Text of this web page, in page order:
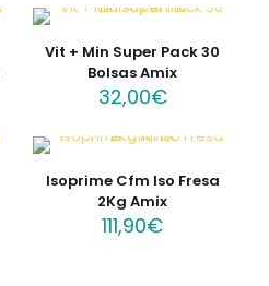
Vit + Min Super Pack 30
Bolsas Amix
32,00€
Isoprime Cfm Iso Fresa
2Kg Amix
111,90€